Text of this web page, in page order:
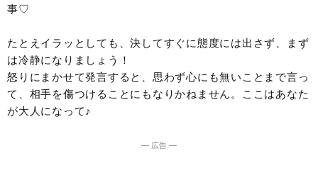
事♡
たとえイラッとしても、決してすぐに態度には出さず、まず
は冷静になりましょう！
怒りにまかせて発言すると、思わず心にも無いことまで言っ
て、相手を傷つけることにもなりかねません。ここはあなた
が大人になって♪
― 広告 ―